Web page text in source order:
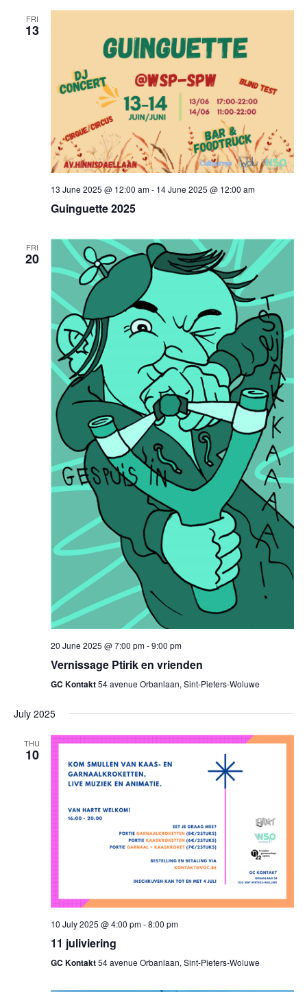
FRI
13
13 June 2025 @ 12:00 am- 14 June 2025 @ 12:00 am
Guinguette 2025
FRI
20
20 June 2025 @ 7:00 pm-9:00 pm
Vernissage Ptirik en vrienden
GC Kontakt54 avenue Orbanlaan, Sint-Pieters-Woluwe
July 2025
THU
10
10 July 2025 @ 4:00 pm-8:00 pm
11 juliviering
GC Kontakt54 avenue Orbanlaan, Sint-Pieters-Woluwe